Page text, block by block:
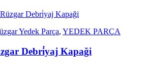
Yedek Parça, YEDEK PARÇA
Debri̇yaj Kapaği